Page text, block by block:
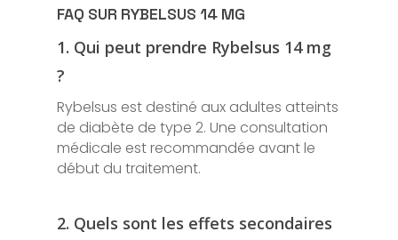
FAQ SUR RYBELSUS 14 MG
1. Qui peut prendre Rybelsus 14 mg
?
Rybelsus est destiné aux adultes atteints
de diabète de type 2. Une consultation
médicale est recommandée avant le
début du traitement.
2. Quels sont les effets secondaires